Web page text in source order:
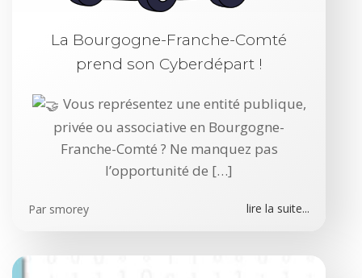
La Bourgogne-Franche-Comté
prend son Cyberdépart !
Vous représentez une entité publique,
privée ou associative en Bourgogne-
Franche-Comté ? Ne manquez pas
l’opportunité de […]
Par smorey lire la suite...